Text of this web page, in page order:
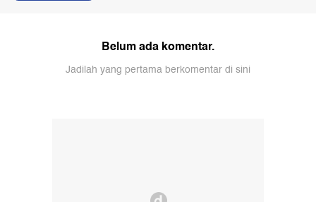
Belum ada komentar.
Jadilah yang pertama berkomentar di sini